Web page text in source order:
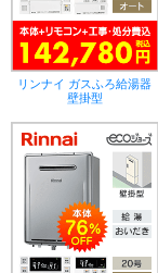
リンナイ ガスふろ給湯器
壁掛型